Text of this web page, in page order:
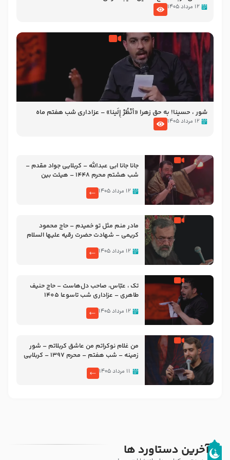
۱۲ مرداد ۱۴۰۵
شور ، حسینا! به‌ حق زهرا «أُنْظُرْ إِلَینا» – عزاداری شب هفتم ماه
محرّم 1405
۱۲ مرداد ۱۴۰۵
جانا جانا ابی عبدالله – کربلایی جواد مقدم –
شب هشتم محرم 1448 – هیئت بین
۱۲ مرداد ۱۴۰۵
مادر منم مثل تو خمیدم – حاج محمود
کریمی – شهادت حضرت رقیه علیها السلام
۱۲ مرداد ۱۴۰۵
تک ، عبّاس، صاحب دل‌هاست – حاج حنیف
طاهری – عزاداری شب تاسوعا 1405
۱۲ مرداد ۱۴۰۵
من غلام نوکراتم من عاشق کربلاتم – شور
زمینه – شب هفتم – محرم 1397 – کربلایی
۱۱ مرداد ۱۴۰۵
آخرین دستاورد ها